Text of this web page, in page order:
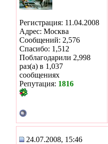
Регистрация: 11.04.2008
Адрес: Москва
Сообщений: 2,576
Спасибо: 1,512
Поблагодарили 2,998
раз(а) в 1,037
сообщениях
Репутация: 1816
24.07.2008, 15:46